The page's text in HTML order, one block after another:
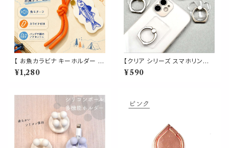
【 お魚カラビナ キーホルダー 】
オレンジロープ付き 魚モチーフ
マリンチャーム バッグチャーム
¥1,280
【クリア シリーズ スマホリング】
全５種 透明 スマホスタンド スマ
ートフォン 携帯リング 落下防止
¥590